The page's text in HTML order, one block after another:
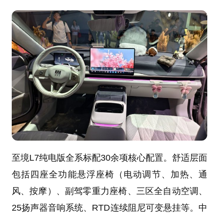
至境L7纯电版全系标配30余项核心配置。舒适层面
包括四座全功能悬浮座椅（电动调节、加热、通
风、按摩）、副驾零重力座椅、三区全自动空调、
25扬声器音响系统、RTD连续阻尼可变悬挂等。中